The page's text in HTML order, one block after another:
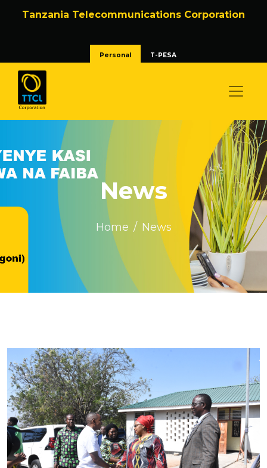
Tanzania Telecommunications Corporation
Personal T-PESA
News
Home News